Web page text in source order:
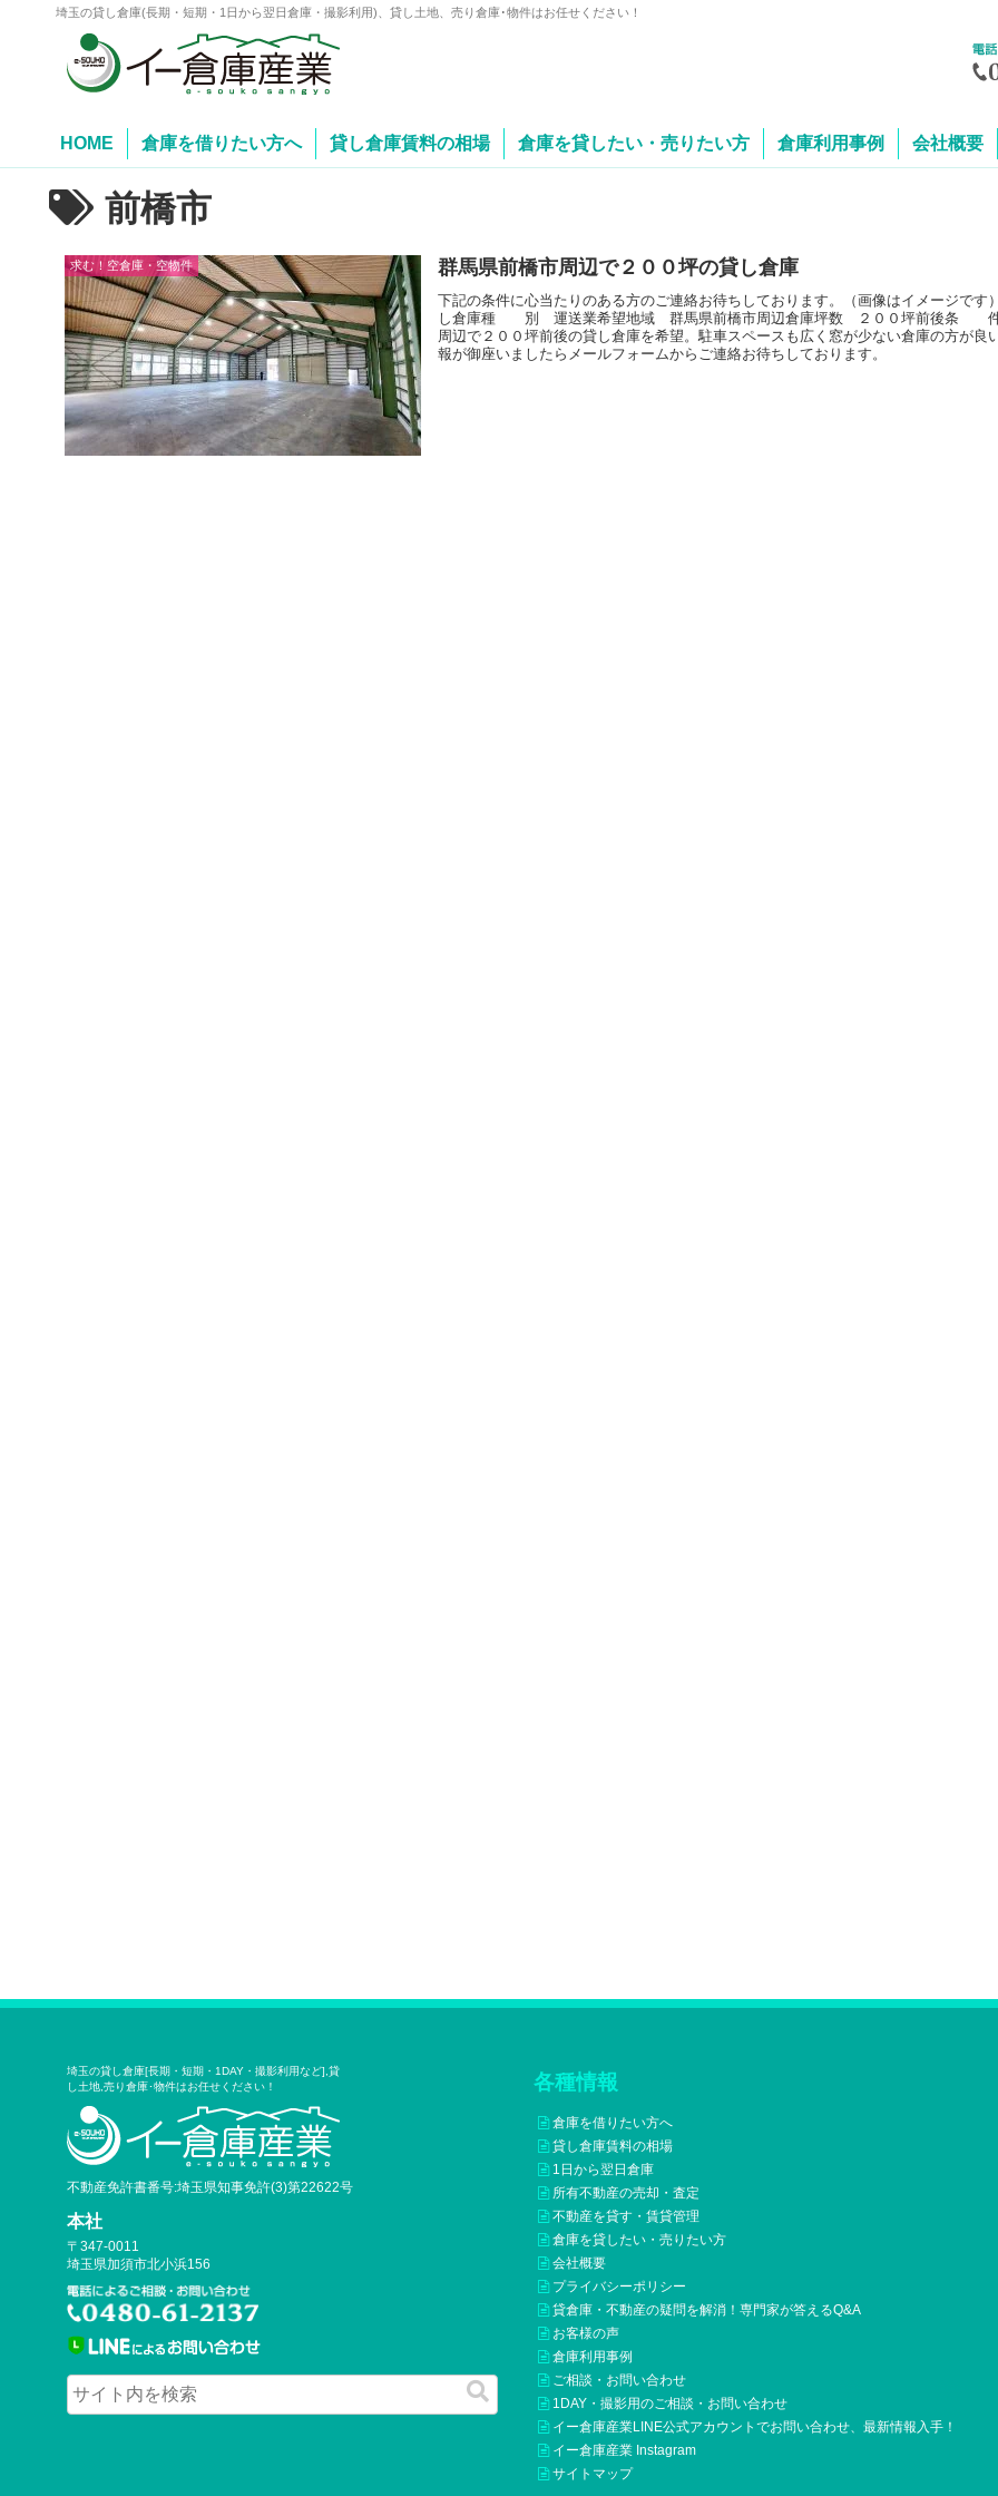
埼玉の貸し倉庫(長期・短期・1日から翌日倉庫・撮影利用)、貸し土地、売り倉庫･物件はお任せください！
HOME 倉庫を借りたい方へ 貸し倉庫賃料の相場 倉庫を貸したい・売りたい方 倉庫利用事例 会社概要
前橋市
求む！空倉庫・空物件 群馬県前橋市周辺で２００坪の貸し倉庫
下記の条件に心当たりのある方のご連絡お待ちしております。（画像はイメージ
し倉庫種 別 運送業希望地域 群馬県前橋市周辺倉庫坪数 ２００坪前後条 件
周辺で２００坪前後の貸し倉庫を希望。駐車スペースも広く窓が少ない倉庫の方が良
報が御座いましたらメールフォームからご連絡お待ちしております。
埼玉の貸し倉庫[長期・短期・1DAY・撮影利用など],貸
し土地,売り倉庫･物件はお任せください！
不動産免許書番号:埼玉県知事免許(3)第22622号
本社
〒347-0011
埼玉県加須市北小浜156
各種情報
倉庫を借りたい方へ
貸し倉庫賃料の相場
1日から翌日倉庫
所有不動産の売却・査定
不動産を貸す・賃貸管理
倉庫を貸したい・売りたい方
会社概要
プライバシーポリシー
貸倉庫・不動産の疑問を解消！専門家が答えるQ&A
お客様の声
倉庫利用事例
ご相談・お問い合わせ
1DAY・撮影用のご相談・お問い合わせ
イー倉庫産業LINE公式アカウントでお問い合わせ、最新情報入手！
イー倉庫産業 Instagram
サイトマップ